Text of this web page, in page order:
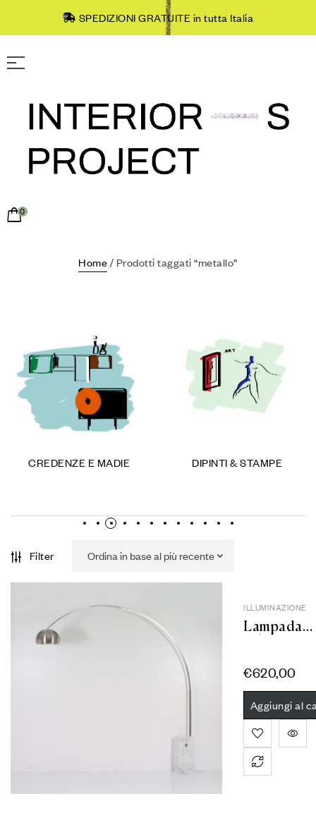
SPEDIZIONI GRATUITE in tutta Italia
0
Home / Prodotti taggati “metallo”
CREDENZE E MADIE DIPINTI & STAMPE
Filter
ILLUMINAZIONE
Lampada
€620,00
Aggiungi al